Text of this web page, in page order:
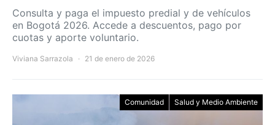
Consulta y paga el impuesto predial y de vehículos
en Bogotá 2026. Accede a descuentos, pago por
cuotas y aporte voluntario.
Viviana Sarrazola 21 de enero de 2026
Comunidad Salud y Medio Ambiente